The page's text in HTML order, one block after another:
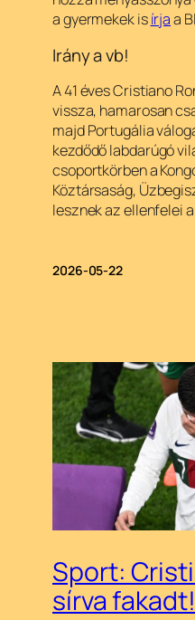
a gyermekek isírjaa
Irány a vb!
A 41 éves Cristiano
vissza, hamarosan
majd Portugália
kezdődő labdarúgó
csoportkörben a
Köztársaság,
lesznek az ellenfelei
2026-05-22
Sport:
sírva fakadt!